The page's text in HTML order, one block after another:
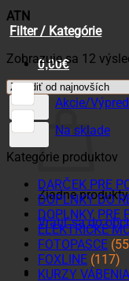
0,00€
Košík
Žiadne
Vrátiť sa do
ATN
Filter / Kategórie
Zobrazuje sa 12
Akcie/
Na sklade
Kategórie produktov
DARČEK PRE
DOPLNKY DO
DOPLNKY PRE
ELEKTRICKÉ
FOTOPASCE
FOXLINE (117)
KURZY